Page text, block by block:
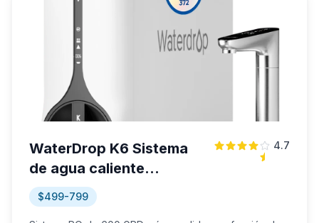
WaterDrop K6 Sistema
de agua caliente
instantánea RO
4.7
$499-799